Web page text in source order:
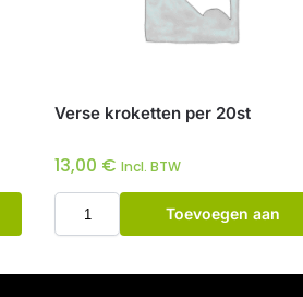
Verse kroketten per 20st
13,00 € Incl. BTW
Toevoegen aan